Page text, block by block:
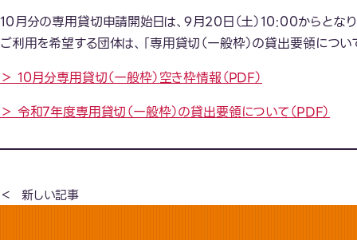
10月分の専用貸切申請開始日は、9月20日（土）10:00からとなり
ご利用を希望する団体は、「専用貸切（一般枠）の貸出要領につ
＞ 10月分専用貸切（一般枠）空き枠情報（PDF）
＞ 令和7年度専用貸切（一般枠）の貸出要領について（PDF）
新しい記事